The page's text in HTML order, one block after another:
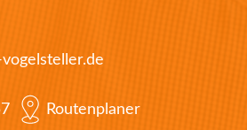
Routenplaner